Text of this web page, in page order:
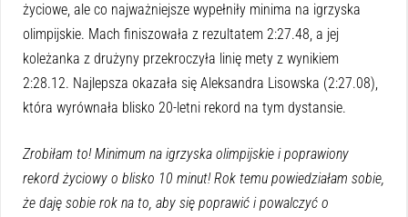
życiowe, ale co najważniejsze wypełniły minima na igrzyska
olimpijskie. Mach finiszowała z rezultatem 2:27.48, a jej
koleżanka z drużyny przekroczyła linię mety z wynikiem
2:28.12. Najlepsza okazała się Aleksandra Lisowska (2:27.08),
która wyrównała blisko 20-letni rekord na tym dystansie.
Zrobiłam to! Minimum na igrzyska olimpijskie i poprawiony
rekord życiowy o blisko 10 minut! Rok temu powiedziałam sobie,
że daję sobie rok na to, aby się poprawić i powalczyć o